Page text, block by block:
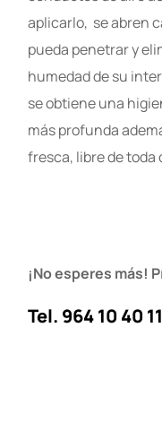
aplicarlo, se abren
pueda penetrar y
humedad de su
se obtiene una
más profunda
fresca, libre de toda
¡No esperes más!
Tel. 964 10 40